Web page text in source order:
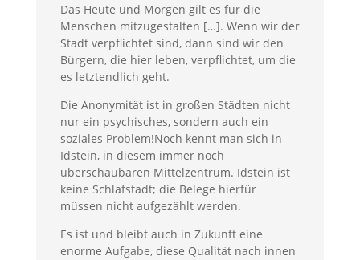
Das Heute und Morgen gilt es für die
Menschen mitzugestalten […]. Wenn wir der
Stadt verpflichtet sind, dann sind wir den
Bürgern, die hier leben, verpflichtet, um die
es letztendlich geht.
Die Anonymität ist in großen Städten nicht
nur ein psychisches, sondern auch ein
soziales Problem!Noch kennt man sich in
Idstein, in diesem immer noch
überschaubaren Mittelzentrum. Idstein ist
keine Schlafstadt; die Belege hierfür
müssen nicht aufgezählt werden.
Es ist und bleibt auch in Zukunft eine
enorme Aufgabe, diese Qualität nach innen